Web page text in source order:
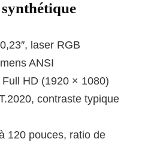
laser RGB
ANSI
HD (1920 × 1080)
contraste typique
120 pouces, ratio de